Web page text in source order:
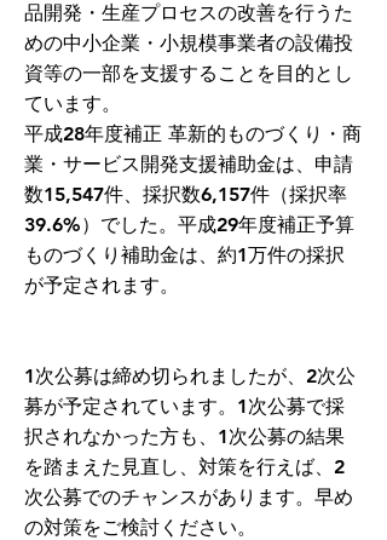
品開発・生産プロセスの改善を行うた
めの中小企業・小規模事業者の設備投
資等の一部を支援することを目的とし
ています。
平成28年度補正 革新的ものづくり・商
業・サービス開発支援補助金は、申請
数15,547件、採択数6,157件（採択率
39.6%）でした。平成29年度補正予算
ものづくり補助金は、約1万件の採択
が予定されます。
1次公募は締め切られましたが、2次公
募が予定されています。1次公募で採
択されなかった方も、1次公募の結果
を踏まえた見直し、対策を行えば、2
次公募でのチャンスがあります。早め
の対策をご検討ください。